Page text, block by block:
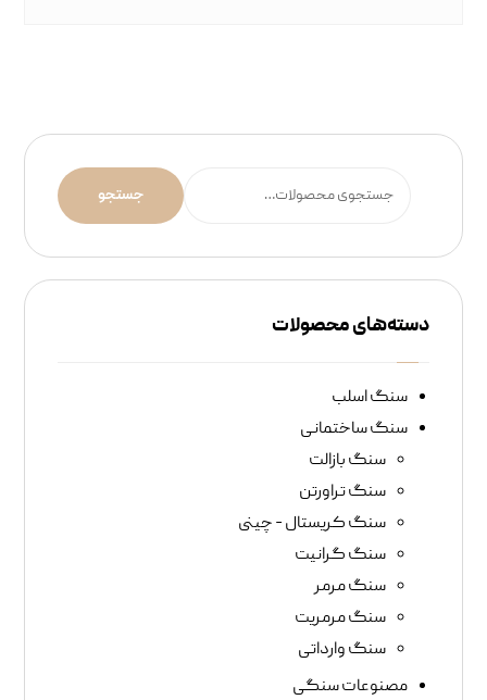
جستجو
دسته‌های محصولات
سنگ اسلب
سنگ‌ ساختمانی
سنگ بازالت
سنگ تراورتن
سنگ کریستال - چینی
سنگ گرانیت
سنگ مرمر
سنگ مرمریت
سنگ وارداتی
مصنوعات سنگی